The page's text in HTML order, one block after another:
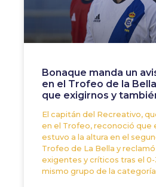
Bonaque manda un
en el Trofeo de la
que exigirnos y
El capitán del Recreativo,
en el Trofeo, reconoció que
estuvo a la altura en el
Trofeo de La Bella y
exigentes y críticos tras el 0-
mismo grupo de la